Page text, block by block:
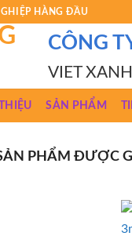
HÀNG ĐẦU
CÔNG
VIET
SẢN PHẨM
PHẨM ĐƯỢC